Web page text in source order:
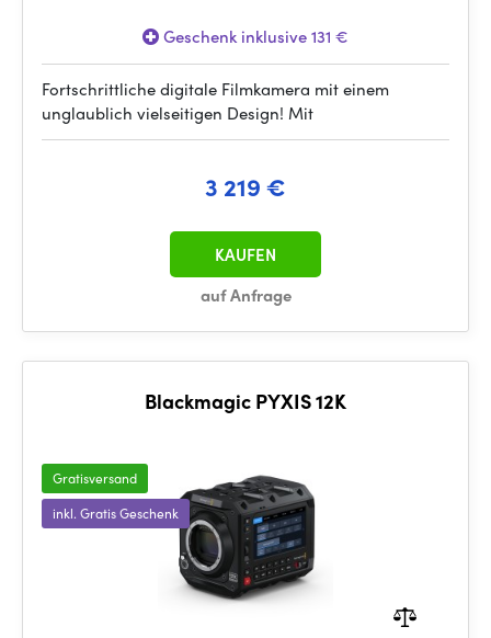
Geschenk inklusive 131 €
Fortschrittliche digitale Filmkamera mit einem
unglaublich vielseitigen Design! Mit
3 219 €
auf Anfrage
KAUFEN
Blackmagic PYXIS 12K
Gratisversand
inkl. Gratis Geschenk